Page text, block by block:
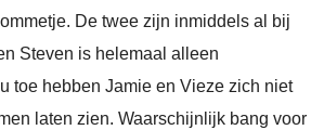
De twee zijn inmiddels al bij
Steven is helemaal alleen
toe hebben Jamie en Vieze zich niet
laten zien. Waarschijnlijk bang voor